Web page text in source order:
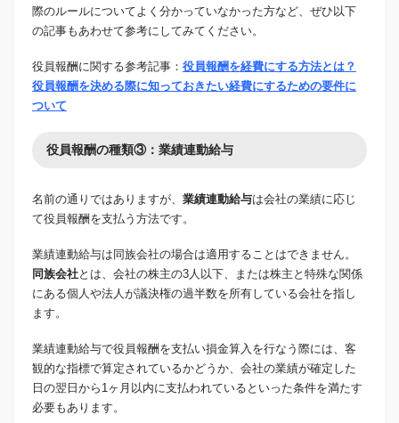
際のルールについてよく分かっていなかった方など、ぜひ以下
の記事もあわせて参考にしてみてください。
役員報酬に関する参考記事： 役員報酬を経費にする方法とは？
役員報酬を決める際に知っておきたい経費にするための要件に
ついて
役員報酬の種類③：業績連動給与
名前の通りではありますが、 業績連動給与は会社の業績に応じ
て役員報酬を支払う方法です。
業績連動給与は同族会社の場合は適用することはできません。
同族会社とは、会社の株主の3人以下、または株主と特殊な関係
にある個人や法人が議決権の過半数を所有している会社を指し
ます。
業績連動給与で役員報酬を支払い損金算入を行なう際には、客
観的な指標で算定されているかどうか、会社の業績が確定した
日の翌日から1ヶ月以内に支払われているといった条件を満たす
必要もあります。